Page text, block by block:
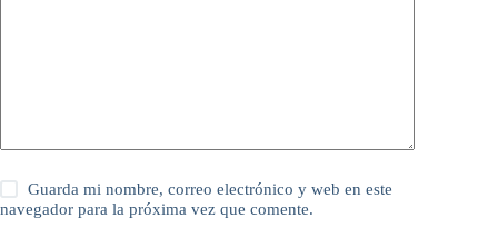
Guarda mi nombre, correo electrónico y web en este
navegador para la próxima vez que comente.